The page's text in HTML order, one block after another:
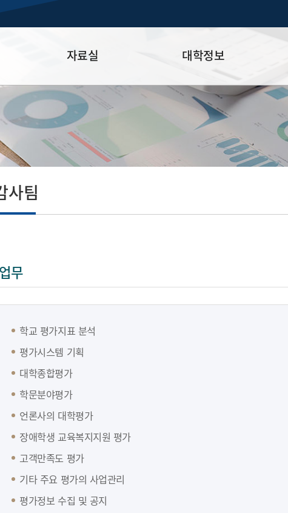
자료실
자료실
대학정보
대학정보공시
정기감사 결과 공개
사팀
무
학교 평가지표 분석
평가시스템 기획
대학종합평가
학문분야평가
언론사의 대학평가
장애학생 교육복지지원 평가
고객만족도 평가
기타 주요 평가의 사업관리
평가정보 수집 및 공지